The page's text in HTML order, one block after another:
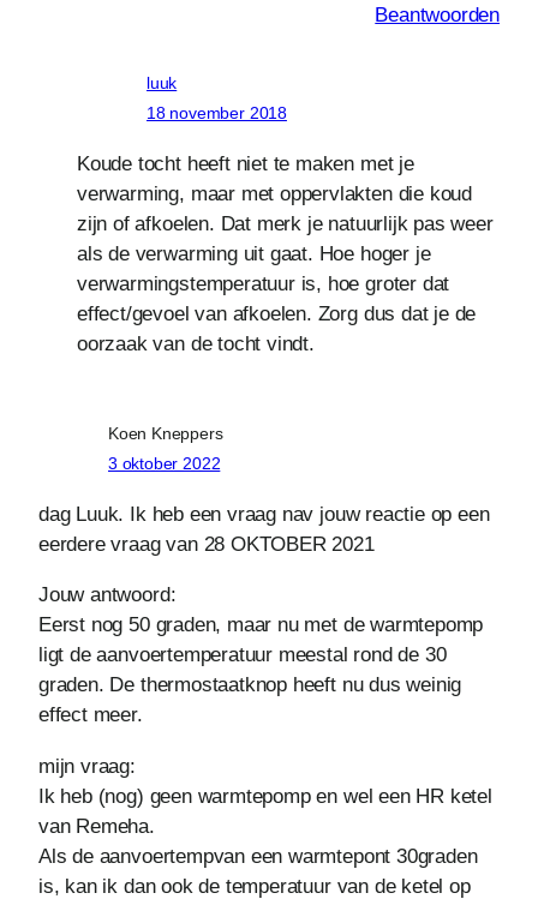
Beantwoorden
luuk
18 november 2018
Koude tocht heeft niet te maken met je
verwarming, maar met oppervlakten die koud
zijn of afkoelen. Dat merk je natuurlijk pas weer
als de verwarming uit gaat. Hoe hoger je
verwarmingstemperatuur is, hoe groter dat
effect/gevoel van afkoelen. Zorg dus dat je de
oorzaak van de tocht vindt.
Koen Kneppers
3 oktober 2022
dag Luuk. Ik heb een vraag nav jouw reactie op een
eerdere vraag van 28 OKTOBER 2021
Jouw antwoord:
Eerst nog 50 graden, maar nu met de warmtepomp
ligt de aanvoertemperatuur meestal rond de 30
graden. De thermostaatknop heeft nu dus weinig
effect meer.
mijn vraag:
Ik heb (nog) geen warmtepomp en wel een HR ketel
van Remeha.
Als de aanvoertempvan een warmtepont 30graden
is, kan ik dan ook de temperatuur van de ketel op